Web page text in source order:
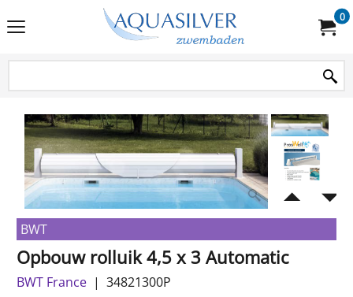
0
BWT
Opbouw rolluik 4,5 x 3 Automatic
BWT France
34821300P